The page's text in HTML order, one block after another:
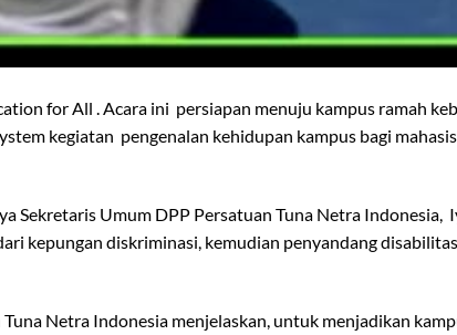
for All . Acara ini persiapan menuju kampus ramah
kegiatan pengenalan kehidupan kampus bagi
Sekretaris Umum DPP Persatuan Tuna Netra Indonesia,
kepungan diskriminasi, kemudian penyandang disabilitas
Netra Indonesia menjelaskan, untuk menjadikan